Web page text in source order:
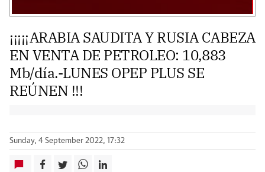
¡¡¡¡¡ARABIA SAUDITA Y RUSIA CABEZA
EN VENTA DE PETROLEO: 10,883
Mb/día.-LUNES OPEP PLUS SE
REÚNEN !!!
Sunday, 4 September 2022, 17:32